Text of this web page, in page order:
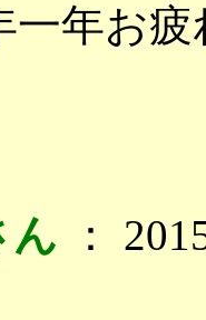
一年お
ん ：